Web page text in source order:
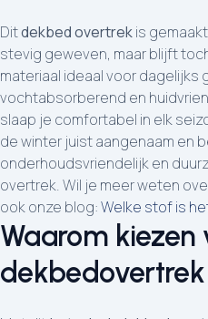
Ditdekbed overtrekis
stevig geweven, maar blijft
materiaal ideaal voor dagelijks
vochtabsorberend en
slaap je comfortabel in elk
de winter juist aangenaam en
onderhoudsvriendelijk en
overtrek. Wil je meer weten
ook onze blog:Welke stof is
Waarom